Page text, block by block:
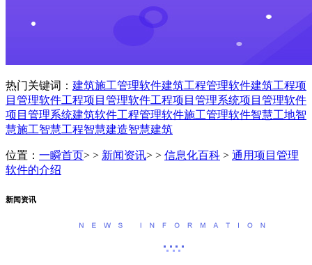
热门关键词： 建筑施工管理软件建筑工程管理软件建筑工程项
目管理软件工程项目管理软件工程项目管理系统项目管理软件
项目管理系统建筑软件工程管理软件施工管理软件智慧工地智
慧施工智慧工程智慧建造智慧建筑
位置： 一瞬首页> > 新闻资讯> > 信息化百科 > 通用项目管理
软件的介绍
新闻资讯